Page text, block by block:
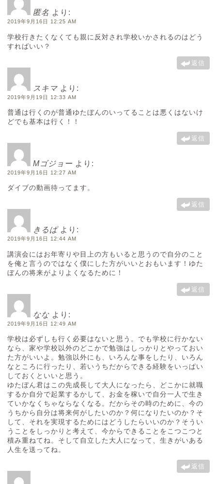
匿名 より:
2019年9月16日 12:25 AM
学校行きたくなくても親に反対され学校いかされるのはどう
すればいい？
返信
スキマ より:
2019年9月19日 12:33 AM
普通は行くのが普通ゆたぼんのいってることは悪くはないけ
どでも基本は行く！！
返信
Mゴジョー より:
2019年9月16日 12:27 AM
ダイブの動画待ってます。
返信
きるぱ より:
2019年9月16日 12:44 AM
講演会にはお年寄りや目上の方もいると思うので自分のこと
を俺と言うのではなく僕にした方がいいとおもいます！ゆた
ぼんの将来がよりよくなるために！
返信
なな より:
2019年9月16日 12:49 AM
学校は必ずしも行く必要はないと思う。でも学校に行かない
なら、家や学校以外のどこかで勉強はしっかりとやっておい
た方がいいよ。勉強以外にも、いろんな事をしたり、いろん
なところに行ったり、若いうちだからできる経験をいっぱい
しておくといいと思う。
ゆたぼん君はこの先成長して大人になったら、どこかに就職
するか自分で起業するかして、お金を稼いで自分一人で生き
ていかなくちゃならなくなる。だからその時のために、今の
うちから自分は将来何がしたいのか？何になりたいのか？そ
して、それを実現するためにはどうしたらいいのか？そうい
うことをしっかりと考えて、今からできることをこつこつと
積み重ねてね。そして自立した大人になって、生きがいある
人生を送ってね。
返信